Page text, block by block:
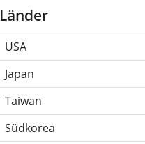
Länder
USA
Japan
Taiwan
Südkorea